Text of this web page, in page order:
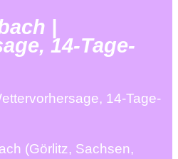
|
14-Tage-
14-Tage-
(Görlitz, Sachsen,